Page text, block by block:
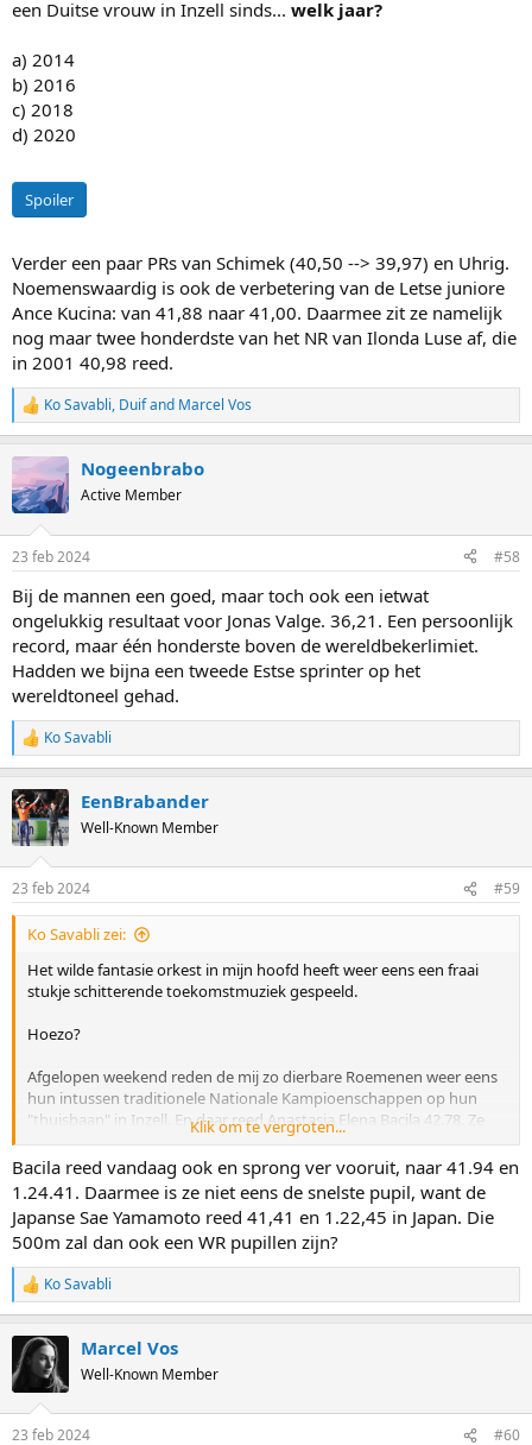
een Duitse vrouw in Inzell sinds... welk jaar?
a) 2014
b) 2016
c) 2018
d) 2020
Spoiler
Verder een paar PRs van Schimek (40,50 --> 39,97) en Uhrig.
Noemenswaardig is ook de verbetering van de Letse juniore
Ance Kucina: van 41,88 naar 41,00. Daarmee zit ze namelijk
nog maar twee honderdste van het NR van Ilonda Luse af, die
in 2001 40,98 reed.
R
e
t
i
s
Ko Savabli, Duifand Marcel Vos
Nogeenbrabo
Active Member
23 feb 2024 #58
Bij de mannen een goed, maar toch ook een ietwat
ongelukkig resultaat voor Jonas Valge. 36,21. Een persoonlijk
record, maar één honderste boven de wereldbekerlimiet.
Hadden we bijna een tweede Estse sprinter op het
wereldtoneel gehad.
R
e
c
t
i
s
:
Ko Savabli
EenBrabander
Well-Known Member
23 feb 2024 #59
Ko Savabli zei:
Het wilde fantasie orkest in mijn hoofd heeft weer eens een fraai
stukje schitterende toekomstmuziek gespeeld.
Hoezo?
Afgelopen weekend reden de mij zo dierbare Roemenen weer eens
hun intussen traditionele Nationale Kampioenschappen op hun
"thuisbaan" in Inzell. En daar reed Anastasia Elena Bacila 42.78. Ze
eindigde daarmee binnen 3 seconden van Mihaela Hogas en Bianca
Lorena Stanica die we nog op het EK mochten zien. Okee ... Wat is
daar dan in godsnaam ook maar een beetje bijzonder aan? Wel,
Anastasia is pas 13 jaar! Met deze 42.78 is ze nu de nummer 3 op de
seizoenranglijst van YA pupillen. Het zijn natuurlijk gigantische
appels en ongelooflijk kleine peertjes die ik hier even in de
fruitmand leg, maar op dezelfde leeftijd reed Femke Kok 43.47, Min-
Sun Kim 42.99 en de huidige junioren wereldrecordhoudster Na-
Hyun Lee 41.75. Die 42.78 is dus bepaald geen doordeweekse tijd.
Betekent dit dat deze Bacila over een aantal jaar ook de sterren van
het ijs gaat schaatsen? Nee zeker niet, maar het toont wel aan dat
dit meisje het nodige talent heeft.
En als ze toevallig (?) de dochter van Marius Bacila (3x EK allround
en 2x WK Sprint) is, kan ze in de voetsporen van haar vader treden
Klik om te vergroten...
Bacila reed vandaag ook en sprong ver vooruit, naar 41.94 en
1.24.41. Daarmee is ze niet eens de snelste pupil, want de
Japanse Sae Yamamoto reed 41,41 en 1.22,45 in Japan. Die
500m zal dan ook een WR pupillen zijn?
R
e
c
t
Ko Savabli
Marcel Vos
Well-Known Member
23 feb 2024 #60